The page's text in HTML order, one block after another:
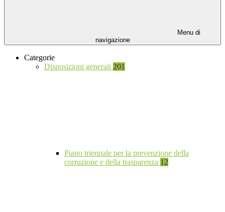
Menu di
navigazione
Categorie
Disposizioni generali 201
Piano triennale per la prevenzione della
corruzione e della trasparenza 12